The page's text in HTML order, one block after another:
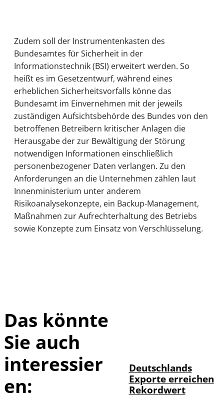
Zudem soll der Instrumentenkasten des
Bundesamtes für Sicherheit in der
Informationstechnik (BSI) erweitert werden. So
heißt es im Gesetzentwurf, während eines
erheblichen Sicherheitsvorfalls könne das
Bundesamt im Einvernehmen mit der jeweils
zuständigen Aufsichtsbehörde des Bundes von den
betroffenen Betreibern kritischer Anlagen die
Herausgabe der zur Bewältigung der Störung
notwendigen Informationen einschließlich
personenbezogener Daten verlangen. Zu den
Anforderungen an die Unternehmen zählen laut
Innenministerium unter anderem
Risikoanalysekonzepte, ein Backup-Management,
Maßnahmen zur Aufrechterhaltung des Betriebs
sowie Konzepte zum Einsatz von Verschlüsselung.
Das könnte
Sie auch
interessier
en:
Deutschlands
Exporte erreichen
Rekordwert